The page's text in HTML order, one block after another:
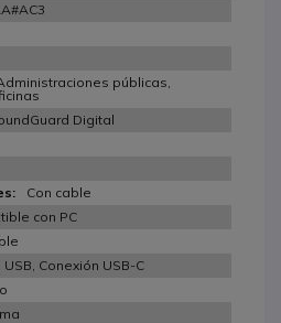
públicas,
Digital
Con cable
con PC
Conexión USB-C